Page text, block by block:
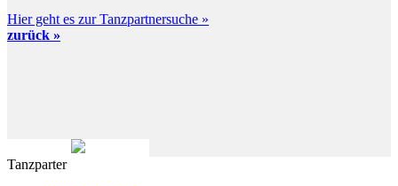
Hier geht es zur Tanzpartnersuche »
zurück »
Tanzparter